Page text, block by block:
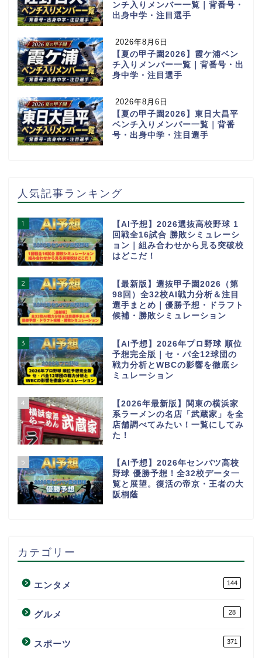
ンチ入りメンバー一覧｜背番号・
出身中学・注目選手
2026年8月6日
【夏の甲子園2026】霞ケ浦ベン
チ入りメンバー一覧｜背番号・出
身中学・注目選手
2026年8月6日
【夏の甲子園2026】東日大昌平
ベンチ入りメンバー一覧｜背番
号・出身中学・注目選手
人気記事ランキング
1
【AI予想】2026選抜高校野球 1
回戦全16試合 勝敗シミュレーシ
ョン｜組み合わせから見る突破校
はどこだ！
2
【最新版】選抜甲子園2026（第
98回）全32校AI戦力分析＆注目
選手まとめ｜優勝予想・ドラフト
候補・勝敗シミュレーション
3
【AI予想】2026年プロ野球 順位
予想完全版｜セ・パ全12球団の
戦力分析とWBCの影響を徹底シ
ミュレーション
4
【2026年最新版】関東の横浜家
系ラーメンの名店「武蔵家」を全
店舗調べてみたい！一覧にしてみ
た！
5
【AI予想】2026年センバツ高校
野球 優勝予想！全32校データ一
覧と展望。復活の帝京・王者の大
阪桐蔭
カテゴリー
エンタメ 144
グルメ 28
スポーツ 371